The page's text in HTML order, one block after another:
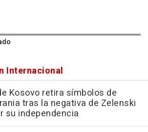
Internacional
Kosovo retira símbolos de
tras la negativa de Zelenski
su independencia